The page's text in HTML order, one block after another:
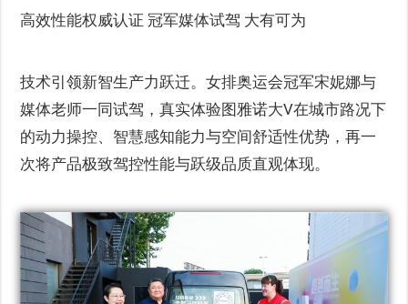
高效性能权威认证 冠军媒体试驾 大有可为
技术引领新智生产力跃迁。女排奥运会冠军宋妮娜与
媒体老师一同试驾，真实体验图雅诺大V在城市路况下
的动力操控、智慧感知能力与空间舒适性优势，再一
次将产品极致驾控性能与跃级品质直观体现。